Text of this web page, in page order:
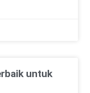
untuk